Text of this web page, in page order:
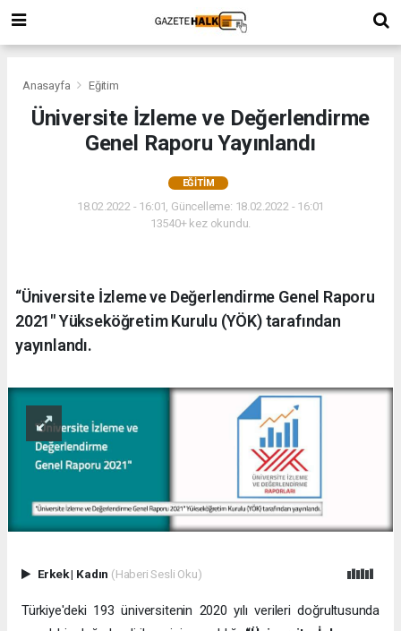
Anasayfa Eğitim
Üniversite İzleme ve Değerlendirme
Genel Raporu Yayınlandı
EĞITIM
18.02.2022 - 16:01, Güncelleme: 18.02.2022 - 16:01
13540+ kez okundu.
“Üniversite İzleme ve Değerlendirme Genel Raporu
2021" Yükseköğretim Kurulu (YÖK) tarafından
yayınlandı.
Erkek| Kadın (Haberi Sesli Oku)
Türkiye'deki 193 üniversitenin 2020 yılı verileri doğrultusunda